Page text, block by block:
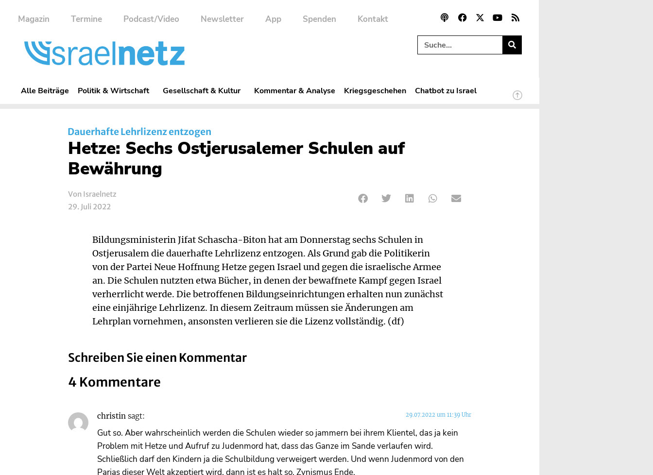
Magazin Termine Podcast/Video Newsletter App Spenden Kontakt
Alle Beiträge Politik & Wirtschaft Gesellschaft & Kultur Kommentar & Analyse Kriegsgeschehen Chatbot zu Israel
Dauerhafte Lehrlizenz entzogen
Hetze: Sechs Ostjerusalemer Schulen auf
Bewährung
Von Israelnetz
29. Juli 2022
Bildungsministerin Jifat Schascha-Biton hat am Donnerstag sechs Schulen in
Ostjerusalem die dauerhafte Lehrlizenz entzogen. Als Grund gab die Politikerin
von der Partei Neue Hoffnung Hetze gegen Israel und gegen die israelische Armee
an. Die Schulen nutzten etwa Bücher, in denen der bewaffnete Kampf gegen Israel
verherrlicht werde. Die betroffenen Bildungseinrichtungen erhalten nun zunächst
eine einjährige Lehrlizenz. In diesem Zeitraum müssen sie Änderungen am
Lehrplan vornehmen, ansonsten verlieren sie die Lizenz vollständig. (df)
Schreiben Sie einen Kommentar
4 Kommentare
christin sagt: 29.07.2022 um 11:39 Uhr
Gut so. Aber wahrscheinlich werden die Schulen wieder so jammern bei ihrem Klientel, das ja kein
Problem mit Hetze und Aufruf zu Judenmord hat, dass das Ganze im Sande verlaufen wird.
Schließlich darf den Kindern ja die Schulbildung verweigert werden. Und wenn Judenmord von den
Parias dieser Welt akzeptiert wird, dann ist es halt so. Zynismus Ende.